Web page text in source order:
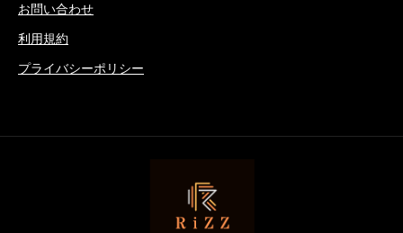
お問い合わせ
利用規約
プライバシーポリシー